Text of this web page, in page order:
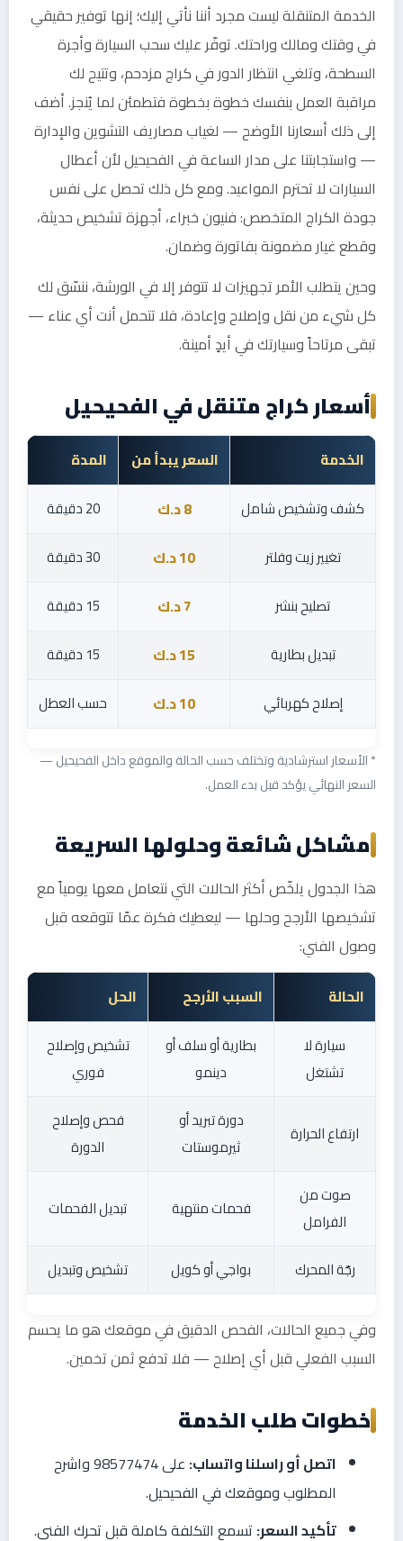
الخدمة المتنقلة ليست مجرد أننا نأتي إليك؛ إنها توفير حقيقي
في وقتك ومالك وراحتك. توفّر عليك سحب السيارة وأجرة
السطحة، وتلغي انتظار الدور في كراج مزدحم، وتتيح لك
مراقبة العمل بنفسك خطوة بخطوة فتطمئن لما يُنجز. أضف
إلى ذلك أسعارنا الأوضح — لغياب مصاريف التشوين والإدارة
— واستجابتنا على مدار الساعة في الفحيحيل لأن أعطال
السيارات لا تحترم المواعيد. ومع كل ذلك تحصل على نفس
جودة الكراج المتخصص: فنيون خبراء، أجهزة تشخيص حديثة،
وقطع غيار مضمونة بفاتورة وضمان.
وحين يتطلب الأمر تجهيزات لا تتوفر إلا في الورشة، ننسّق لك
كل شيء من نقل وإصلاح وإعادة، فلا تتحمل أنت أي عناء —
تبقى مرتاحاً وسيارتك في أيدٍ أمينة.
أسعار كراج متنقل في الفحيحيل
الخدمة السعر يبدأ من
المدة
كشف وتشخيص شامل
8 د.ك
20 دقيقة
تغيير زيت وفلتر
10 د.ك
30 دقيقة
تصليح بنشر
7 د.ك
15 دقيقة
تبديل بطارية
15 د.ك
15 دقيقة
إصلاح كهربائي
10 د.ك حسب العطل
* الأسعار استرشادية وتختلف حسب الحالة والموقع داخل الفحيحيل —
السعر النهائي يؤكد قبل بدء العمل.
مشاكل شائعة وحلولها السريعة
هذا الجدول يلخّص أكثر الحالات التي نتعامل معها يومياً مع
تشخيصها الأرجح وحلها — ليعطيك فكرة عمّا تتوقعه قبل
وصول الفني:
الحالة السبب الأرجح
الحل
سيارة لا
تشتغل
بطارية أو سلف أو
دينمو
تشخيص وإصلاح
فوري
ارتفاع الحرارة
دورة تبريد أو
ثيرموستات
فحص وإصلاح
الدورة
صوت من
الفرامل
فحمات منتهية تبديل الفحمات
رجّة المحرك بواجي أو كويل تشخيص وتبديل
وفي جميع الحالات، الفحص الدقيق في موقعك هو ما يحسم
السبب الفعلي قبل أي إصلاح — فلا تدفع ثمن تخمين.
خطوات طلب الخدمة
اتصل أو راسلنا واتساب:
على 98577474 واشرح
المطلوب وموقعك في الفحيحيل.
تأكيد السعر: تسمع التكلفة كاملة قبل تحرك الفني.